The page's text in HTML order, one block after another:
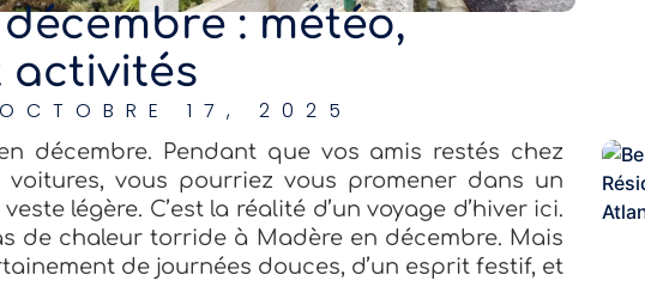
: météo,
activités
OCTOBRE 17, 2025
décembre. Pendant que vos amis restés chez
voitures, vous pourriez vous promener dans un
légère. C’est la réalité d’un voyage d’hiver ici.
de chaleur torride à Madère en décembre. Mais
de journées douces, d’un esprit festif, et